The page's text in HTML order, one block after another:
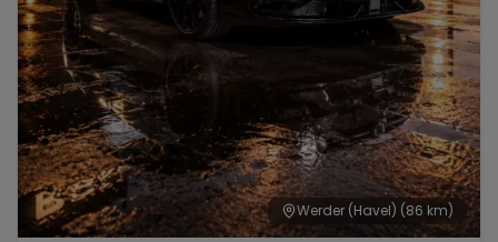
Werder (Havel) (86 km)